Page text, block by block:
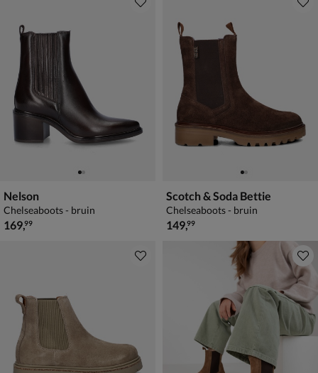
Nelson
Chelseaboots - bruin
€ 169,99
169,99
Scotch & Soda Bettie
Chelseaboots - bruin
€ 149,99
149,99